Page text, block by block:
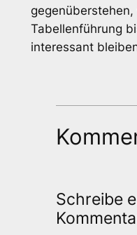
Tabellenführung
interessant
Schreibe